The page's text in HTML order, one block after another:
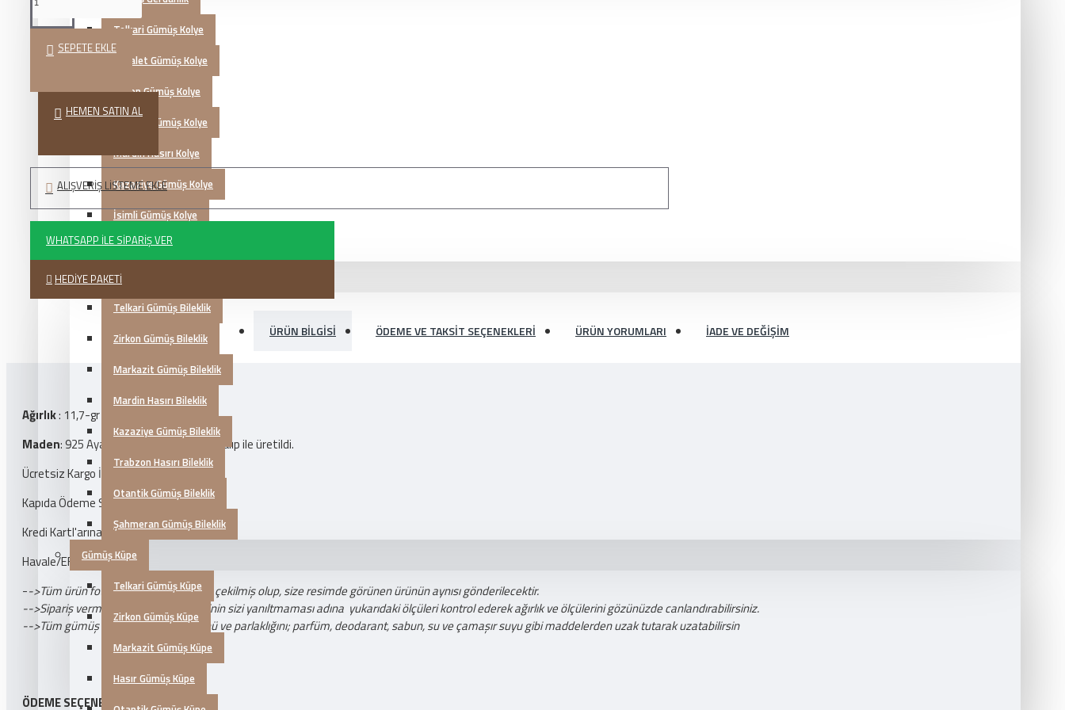
Telkari Gümüş Kolye
Hayalet Gümüş Kolye
Zirkon Gümüş Kolye
Otantik Gümüş Kolye
Mardin Hasırı Kolye
Kazaziye Gümüş Kolye
İsimli Gümüş Kolye
Zultanit Gümüş Kolye
Gümüş Bileklik
Telkari Gümüş Bileklik
Zirkon Gümüş Bileklik
Markazit Gümüş Bileklik
Mardin Hasırı Bileklik
Kazaziye Gümüş Bileklik
Trabzon Hasırı Bileklik
Otantik Gümüş Bileklik
Şahmeran Gümüş Bileklik
Gümüş Küpe
Telkari Gümüş Küpe
Zirkon Gümüş Küpe
Markazit Gümüş Küpe
Hasır Gümüş Küpe
SEPETE EKLE
HEMEN SATIN AL
ALIŞVERIŞ LISTEME EKLE
WHATSAPP İLE SIPARIŞ VER
HEDIYE PAKETI
ÜRÜN BILGISI ÖDEME VE TAKSIT SEÇENEKLERI ÜRÜN YORUMLARI İADE VE DEĞIŞIM
Ağırlık: 11,7-gr
Maden: 925 Ayar Gümüş Üretim Tipi
: Kalıp ile üretildi.
Ücretsiz Kargo İmkanı
Kapıda Ödeme Seçeneği
Kredi Kartl'arına 3 Taksit
Havale/EFT Özel İndirim
-->Tüm ürün fotoğrafları tarafımızdan çekilmiş olup, size resimde görünen ürünün aynısı gönderilecektir.
-->Sipariş vermeden önce ürün resminin sizi yanıltmaması adına yukarıdaki ölçüleri kontrol ederek ağırlık ve ölçülerini gözünüzde canlandırabilirsiniz.
-->Tüm gümüş takı ürünlerinin ömrünü ve parlaklığını; parfüm, deodarant, sabun, su ve çamaşır suyu gibi maddelerden uzak tutarak uzatabilirsin
ÖDEME SEÇENEKLERI